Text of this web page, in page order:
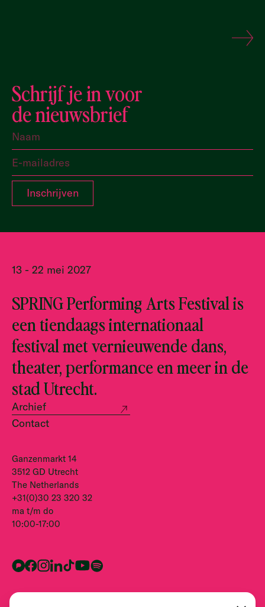
Schrijf je in voor
de nieuwsbrief
13 - 22 mei 2027
SPRING Performing Arts Festival is
een tiendaags internationaal
festival met vernieuwende dans,
theater, performance en meer in de
stad Utrecht.
Archief
Contact
Ganzenmarkt 14
3512 GD Utrecht
The Netherlands
+31(0)30 23 320 32
ma t/m do
10:00-17:00